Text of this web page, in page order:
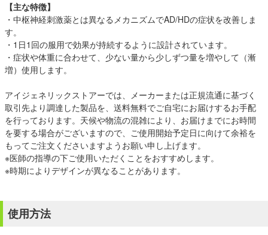
【主な特徴】
・中枢神経刺激薬とは異なるメカニズムでAD/HDの症状を改善しま
す。
・1日1回の服用で効果が持続するように設計されています。
・症状や体重に合わせて、少ない量から少しずつ量を増やして（漸
増）使用します。
アイジェネリックストアーでは、メーカーまたは正規流通に基づく
取引先より調達した製品を、送料無料でご自宅にお届けするお手配
を行っております。天候や物流の混雑により、お届けまでにお時間
を要する場合がございますので、ご使用開始予定日に向けて余裕を
もってご注文くださいますようお願い申し上げます。
※医師の指導の下ご使用いただくことをおすすめします。
※時期によりデザインが異なることがあります。
使用方法